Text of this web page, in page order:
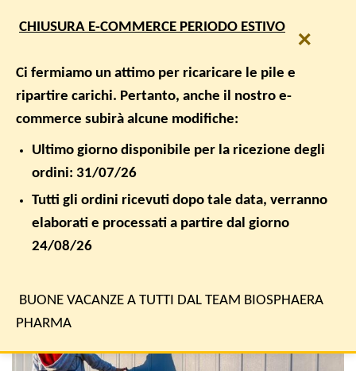
ARCHIVIO CATEGORIA:BENESSERE CEREBRALE,
BENESSERE INTESTINALE
Sinergie tra intestino e cervello per combattere
l’autismo
30
Set
×
CHIUSURA E-COMMERCE PERIODO ESTIVO
Ci fermiamo un attimo per ricaricare le pile e
ripartire carichi. Pertanto, anche il nostro e-
commerce subirà alcune modifiche:
Ultimo giorno disponibile per la ricezione degli
ordini: 31/07/26
Tutti gli ordini ricevuti dopo tale data, verranno
elaborati e processati a partire dal giorno
24/08/26
BUONE VACANZE A TUTTI DAL TEAM BIOSPHAERA
PHARMA